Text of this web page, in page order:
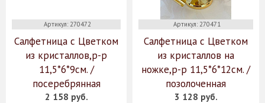
Артикул: 270472
Салфетница с Цветком
из кристаллов,р-р
11,5*6*9см. /
посеребрянная
2 158 руб.
Артикул: 270471
Салфетница с Цветком
из кристаллов на
ножке,р-р 11,5*6*12см. /
позолоченная
3 128 руб.